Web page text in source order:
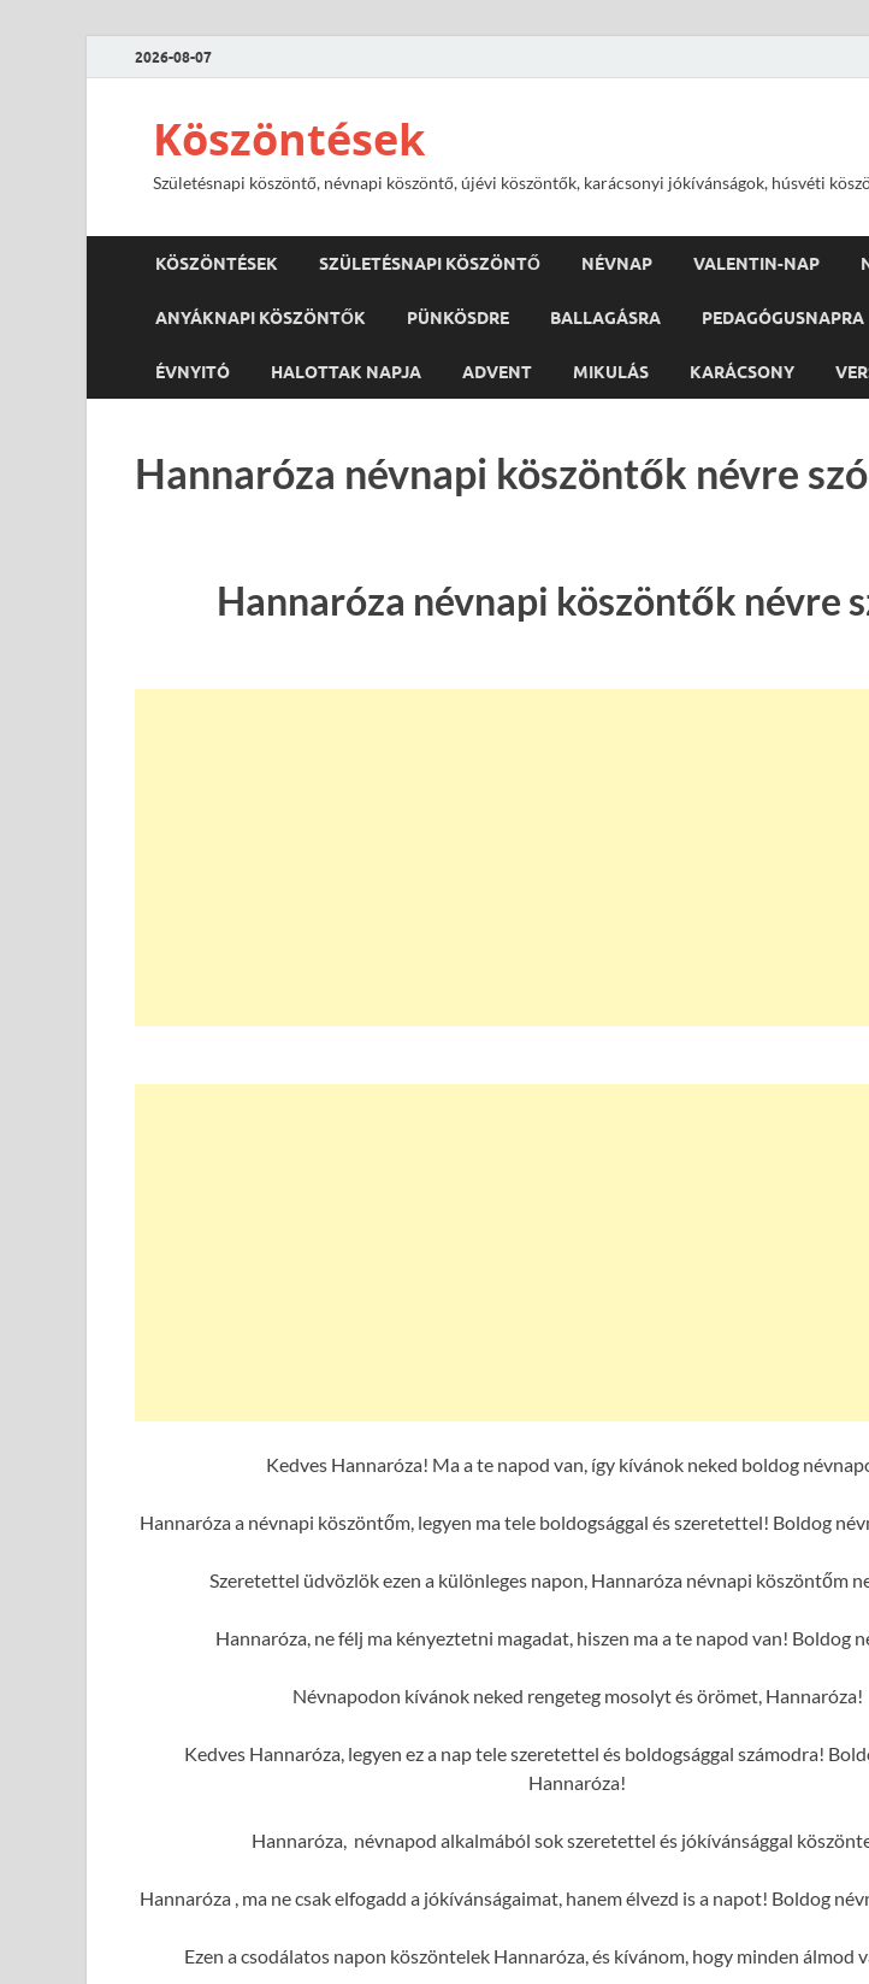
2026-08-07
Köszöntések
Születésnapi köszöntő, névnapi köszöntő, újévi köszöntők, karácsonyi jókívánságok, húsvéti
KÖSZÖNTÉSEK SZÜLETÉSNAPI KÖSZÖNTŐ NÉVNAP VALENTIN-NAP
ANYÁKNAPI KÖSZÖNTŐK PÜNKÖSDRE BALLAGÁSRA PEDAGÓGUSNAPRA
ÉVNYITÓ HALOTTAK NAPJA ADVENT MIKULÁS KARÁCSONY
Hannaróza névnapi köszöntők névre
Hannaróza névnapi köszöntők névre
Kedves Hannaróza! Ma a te napod van, így kívánok neked boldog
Hannaróza a névnapi köszöntőm, legyen ma tele boldogsággal és szeretettel! Boldog
Szeretettel üdvözlök ezen a különleges napon, Hannaróza névnapi köszöntőm
Hannaróza, ne félj ma kényeztetni magadat, hiszen ma a te napod van! Boldog
Névnapodon kívánok neked rengeteg mosolyt és örömet, Hannaróza!
Kedves Hannaróza, legyen ez a nap tele szeretettel és boldogsággal számodra!
Hannaróza!
Hannaróza, névnapod alkalmából sok szeretettel és jókívánsággal
Hannaróza , ma ne csak elfogadd a jókívánságaimat, hanem élvezd is a napot! Boldog
Ezen a csodálatos napon köszöntelek Hannaróza, és kívánom, hogy minden álmod